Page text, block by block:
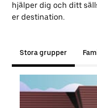
hjälper dig och ditt
er destination.
Stora grupper